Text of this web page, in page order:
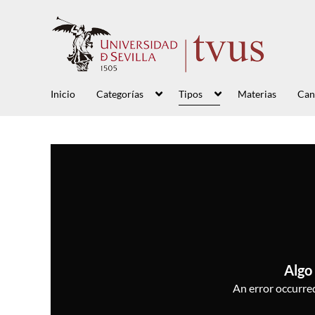
Inicio Categorías Tipos Materias
Algo
An error